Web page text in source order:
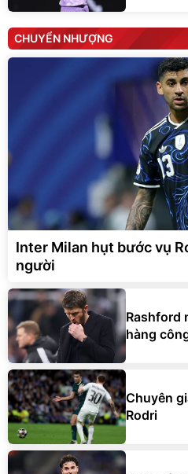
CHUYỂN NHƯỢNG
Inter Milan hụt bước vụ
người
Rashford
hàng
Chuyên
Rodri